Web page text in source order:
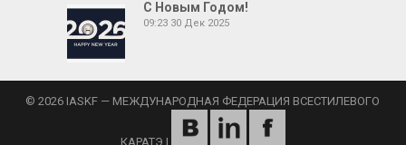
С Новым Годом!
09:23 30 Дек 2025
© 2026 IASKF — МЕЖДУНАРОДНАЯ ФЕДЕРАЦИЯ ВСЕСТИЛЕВОГО
КАРАТЭ |